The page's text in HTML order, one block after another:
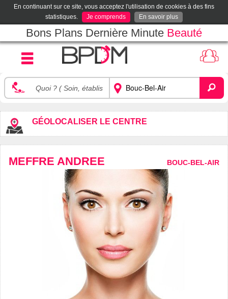
En continuant sur ce site, vous acceptez l'utilisation de cookies à des fins
statistiques.
Je comprends En savoir plus
Bons Plans Dernière Minute Beauté
GÉOLOCALISER LE CENTRE
MEFFRE ANDREE BOUC-BEL-AIR